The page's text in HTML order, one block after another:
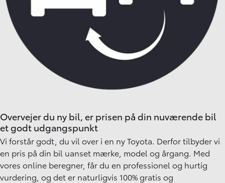
Overvejer du ny bil, er prisen på din nuværende bil
et godt udgangspunkt
Vi forstår godt, du vil over i en ny Toyota. Derfor tilbyder vi
en pris på din bil uanset mærke, model og årgang. Med
vores online beregner, får du en professionel og hurtig
vurdering, og det er naturligvis 100% gratis og